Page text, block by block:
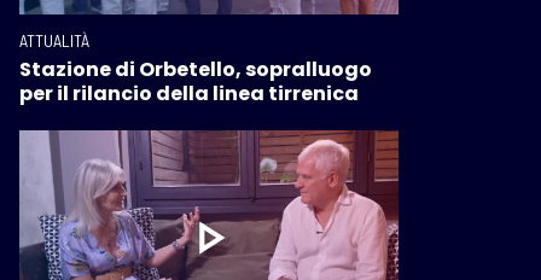
ATTUALITÀ
Stazione di Orbetello, sopralluogo
per il rilancio della linea tirrenica